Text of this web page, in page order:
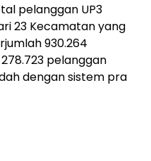
pelanggan UP3
23 Kecamatan yang
930.264
pelanggan
dengan sistem pra